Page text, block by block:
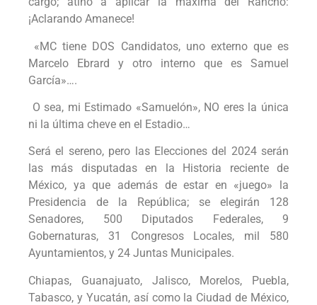
¡Aclarando Amanece!
«MC tiene DOS Candidatos, uno externo que es
Marcelo Ebrard y otro interno que es Samuel
García»….
O sea, mi Estimado «Samuelón», NO eres la única
ni la última cheve en el Estadio…
Será el sereno, pero las Elecciones del 2024 serán
las más disputadas en la Historia reciente de
México, ya que además de estar en «juego» la
Presidencia de la República; se elegirán 128
Senadores, 500 Diputados Federales, 9
Gobernaturas, 31 Congresos Locales, mil 580
Ayuntamientos, y 24 Juntas Municipales.
Chiapas, Guanajuato, Jalisco, Morelos, Puebla,
Tabasco, y Yucatán, así como la Ciudad de México,